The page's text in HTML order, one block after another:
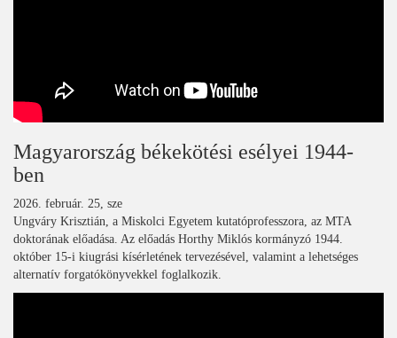
Magyarország békekötési esélyei 1944-
ben
2026. február. 25, sze
Ungváry Krisztián, a Miskolci Egyetem kutatóprofesszora, az MTA
doktorának előadása. Az előadás Horthy Miklós kormányzó 1944.
október 15-i kiugrási kísérletének tervezésével, valamint a lehetséges
alternatív forgatókönyvekkel foglalkozik.